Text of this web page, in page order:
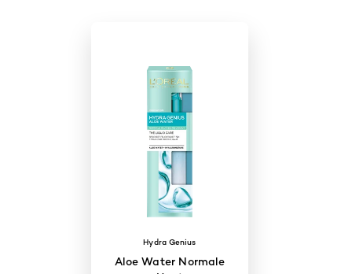
Hydra Genius
Aloe Water Normale